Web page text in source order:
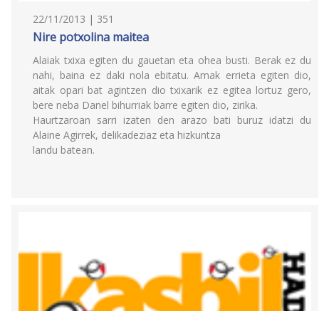
22/11/2013 | 351
Nire potxolina maitea
Alaiak txixa egiten du gauetan eta ohea busti. Berak ez du
nahi, baina ez daki nola ebitatu. Amak errieta egiten dio,
aitak opari bat agintzen dio txixarik ez egitea lortuz gero,
bere neba Danel bihurriak barre egiten dio, zirika.
Haurtzaroan sarri izaten den arazo bati buruz idatzi du
Alaine Agirrek, delikadeziaz eta hizkuntza
landu batean.